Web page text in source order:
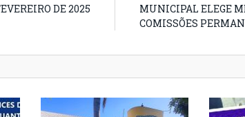
DE 2025
MUNICIPAL ELEGE
COMISSÕES